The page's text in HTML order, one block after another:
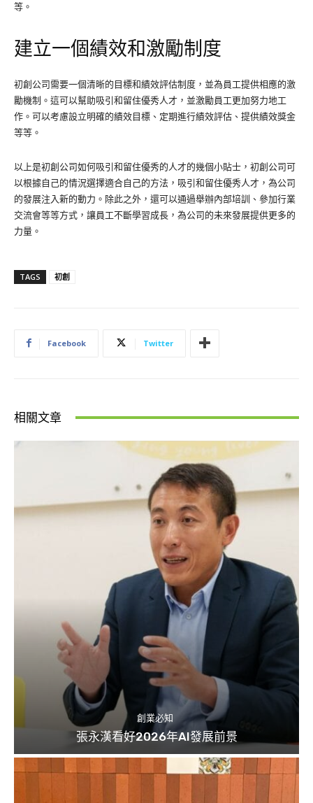
等。
建立一個績效和激勵制度
初創公司需要一個清晰的目標和績效評估制度，並為員工提供相應的激
勵機制。這可以幫助吸引和留住優秀人才，並激勵員工更加努力地工
作。可以考慮設立明確的績效目標、定期進行績效評估、提供績效獎金
等等。
以上是初創公司如何吸引和留住優秀的人才的幾個小貼士，初創公司可
以根據自己的情況選擇適合自己的方法，吸引和留住優秀人才，為公司
的發展注入新的動力。除此之外，還可以通過舉辦內部培訓、參加行業
交流會等等方式，讓員工不斷學習成長，為公司的未來發展提供更多的
力量。
TAGS 初創
Facebook Twitter
相關文章
創業必知
張永漢看好2026年AI發展前景